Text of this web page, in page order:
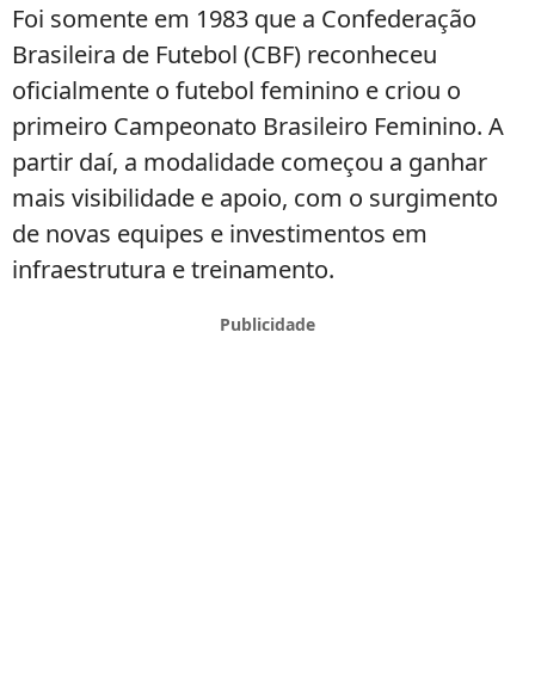
Foi somente em 1983 que a Confederação
Brasileira de Futebol (CBF) reconheceu
oficialmente o futebol feminino e criou o
primeiro Campeonato Brasileiro Feminino. A
partir daí, a modalidade começou a ganhar
mais visibilidade e apoio, com o surgimento
de novas equipes e investimentos em
infraestrutura e treinamento.